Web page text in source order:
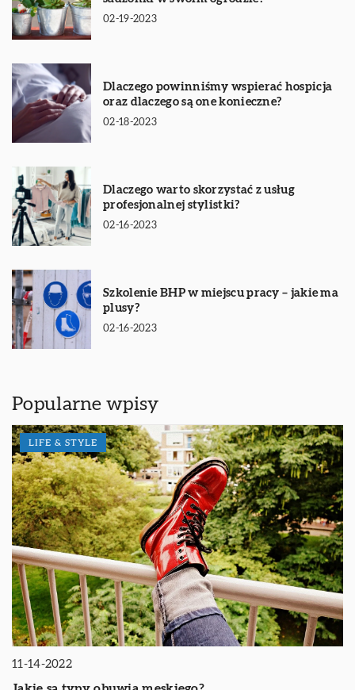
02-19-2023
Dlaczego powinniśmy wspierać hospicja
oraz dlaczego są one konieczne?
02-18-2023
Dlaczego warto skorzystać z usług
profesjonalnej stylistki?
02-16-2023
Szkolenie BHP w miejscu pracy – jakie ma
plusy?
02-16-2023
Popularne wpisy
LIFE & STYLE
11-14-2022